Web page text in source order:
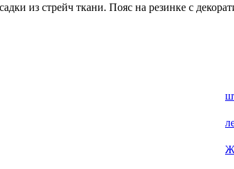
из стрейч ткани. Пояс на резинке с